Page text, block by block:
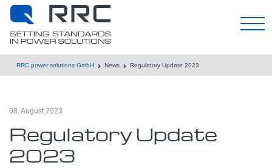
Deutsch
RRC power solutions GmbH News Regulatory Update 2023
08. August 2023
Regulatory Update
2023